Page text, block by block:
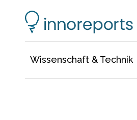
Wissenschaft & Technik